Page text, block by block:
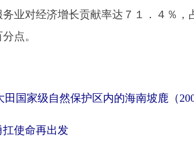
业对经济增长贡献率达７１．４％，
点。
田国家级自然保护区内的海南坡鹿（
使命再出发